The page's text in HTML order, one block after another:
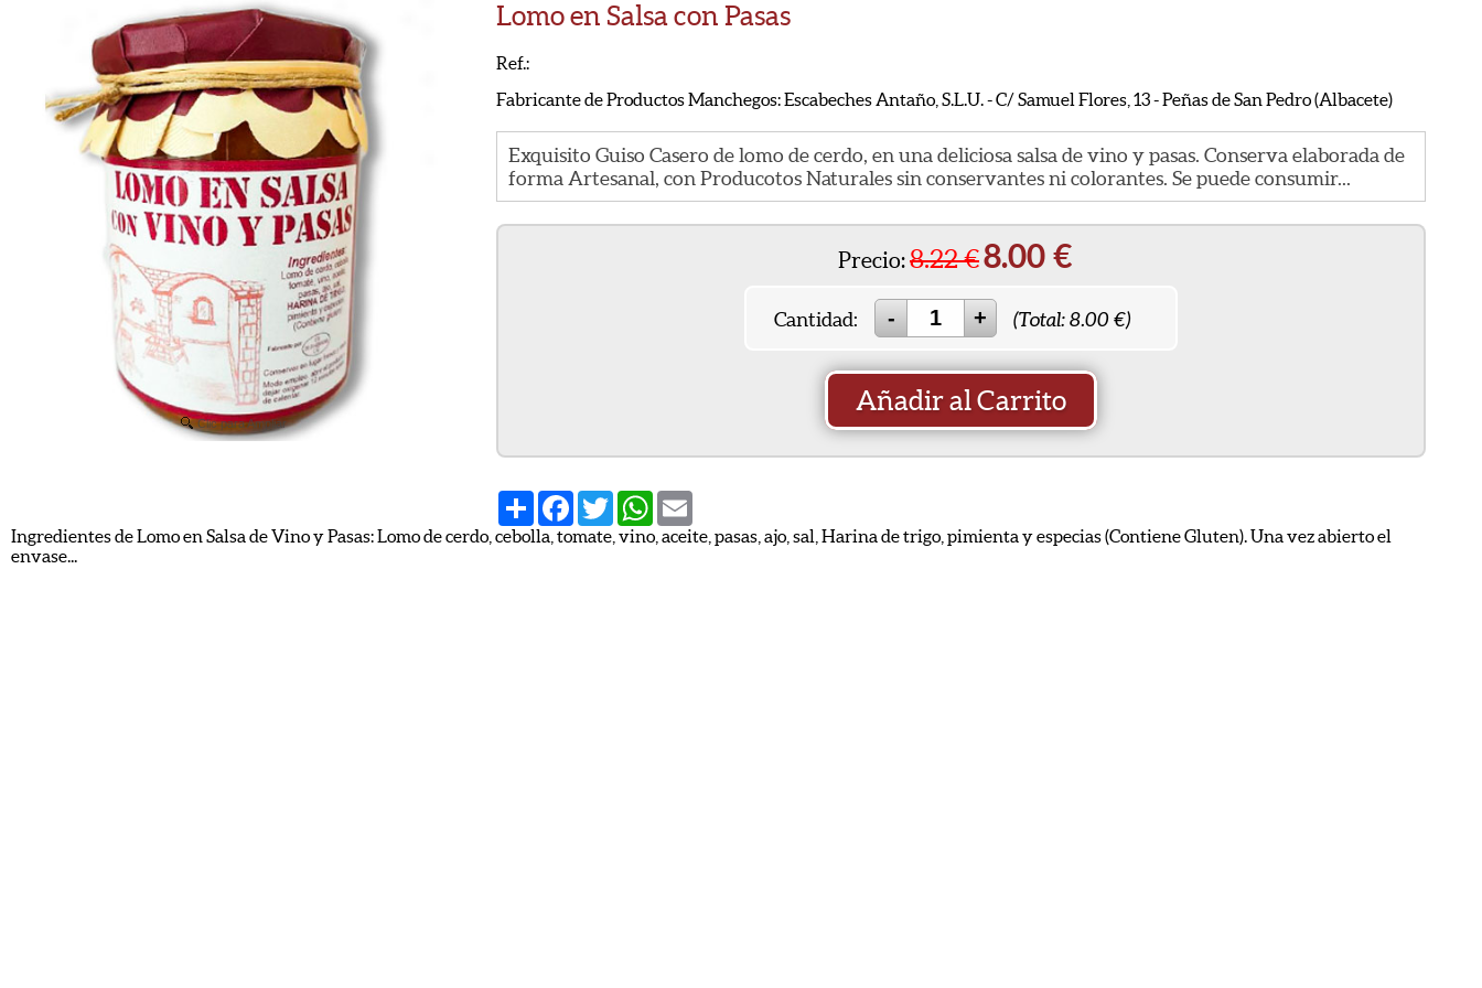
Clic para Ampliar
Lomo en Salsa con Pasas
Ref.:
Fabricante de Productos Manchegos: Escabeches Antaño, S.L.U. - C/ Samuel Flores, 13 - Peñas de San Pedro (Albacete)
Exquisito Guiso Casero de lomo de cerdo, en una deliciosa salsa de vino y pasas. Conserva elaborada de
forma Artesanal, con Producotos Naturales sin conservantes ni colorantes. Se puede consumir...
Precio:8.22€8.00 €
Cantidad: (Total:8.00 €)
Añadir al Carrito
Share FacebookTwitterWhatsApp
Ingredientes de Lomo en Salsa de Vino y Pasas: Lomo de cerdo, cebolla, tomate, vino, aceite, pasas, ajo, sal, Harina de trigo, pimienta y especias (Contiene Gluten). Una vez abierto el
envase...